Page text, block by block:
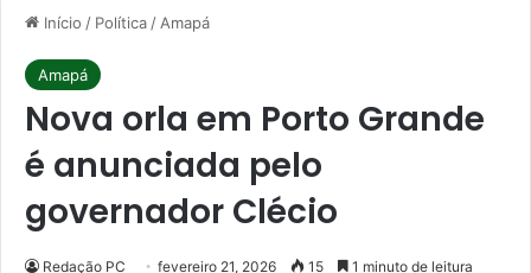
Início / Política / Amapá
Amapá
Nova orla em Porto Grande
é anunciada pelo
governador Clécio
Redação PC fevereiro 21, 2026 15 1 minuto de leitura